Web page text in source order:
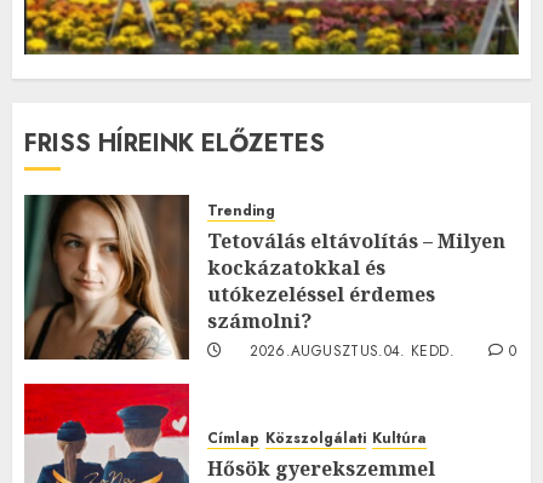
FRISS HÍREINK ELŐZETES
Trending
Tetoválás eltávolítás – Milyen
kockázatokkal és
utókezeléssel érdemes
számolni?
2026.AUGUSZTUS.04. KEDD.
0
Címlap Közszolgálati Kultúra
Hősök gyerekszemmel